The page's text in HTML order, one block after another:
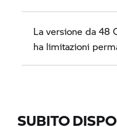
La versione da 48
ha limitazioni
SUBITO